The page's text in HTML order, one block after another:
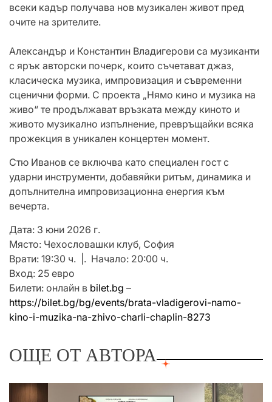
всеки кадър получава нов музикален живот пред
очите на зрителите.
Александър и Константин Владигерови са музиканти
с ярък авторски почерк, които съчетават джаз,
класическа музика, импровизация и съвременни
сценични форми. С проекта „Нямо кино и музика на
живо“ те продължават връзката между киното и
живото музикално изпълнение, превръщайки всяка
прожекция в уникален концертен момент.
Стю Иванов се включва като специален гост с
ударни инструменти, добавяйки ритъм, динамика и
допълнителна импровизационна енергия към
вечерта.
Дата: 3 юни 2026 г.
Място: Чехословашки клуб, София
Врати: 19:30 ч. |. Начало: 20:00 ч.
Вход: 25 евро
Билети: онлайн в bilet.bg –
https://bilet.bg/bg/events/brata-vladigerovi-namo-
kino-i-muzika-na-zhivo-charli-chaplin-8273
ОЩЕ ОТ АВТОРА